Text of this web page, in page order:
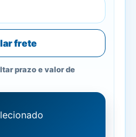
frete
prazo e valor de